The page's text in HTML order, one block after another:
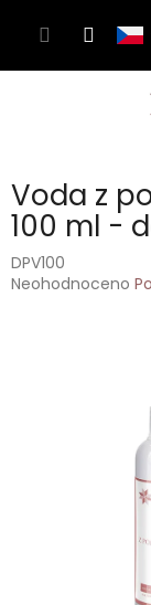
Voda z
100 ml -
DPV100
Průměrné
Neohodnoceno